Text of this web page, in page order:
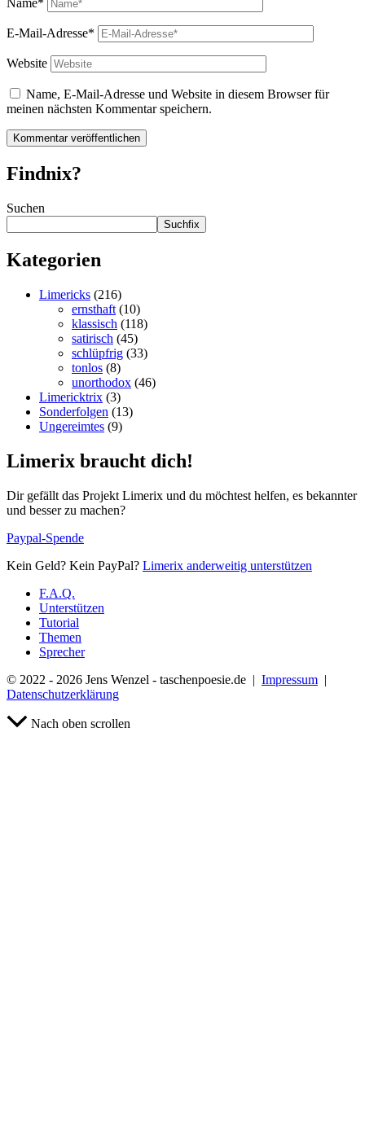
Name*
E-Mail-Adresse*
Website
Name, E-Mail-Adresse und Website in diesem Browser für
meinen nächsten Kommentar speichern.
Findnix?
Suchen
Suchfix
Kategorien
Limericks (216)
ernsthaft (10)
klassisch (118)
satirisch (45)
schlüpfrig (33)
tonlos (8)
unorthodox (46)
Limericktrix (3)
Sonderfolgen (13)
Ungereimtes (9)
Limerix braucht dich!
Dir gefällt das Projekt Limerix und du möchtest helfen, es bekannter
und besser zu machen?
Paypal-Spende
Kein Geld? Kein PayPal? Limerix anderweitig unterstützen
F.A.Q.
Unterstützen
Tutorial
Themen
Sprecher
© 2022 - 2026 Jens Wenzel - taschenpoesie.de | Impressum |
Datenschutzerklärung
Nach oben scrollen